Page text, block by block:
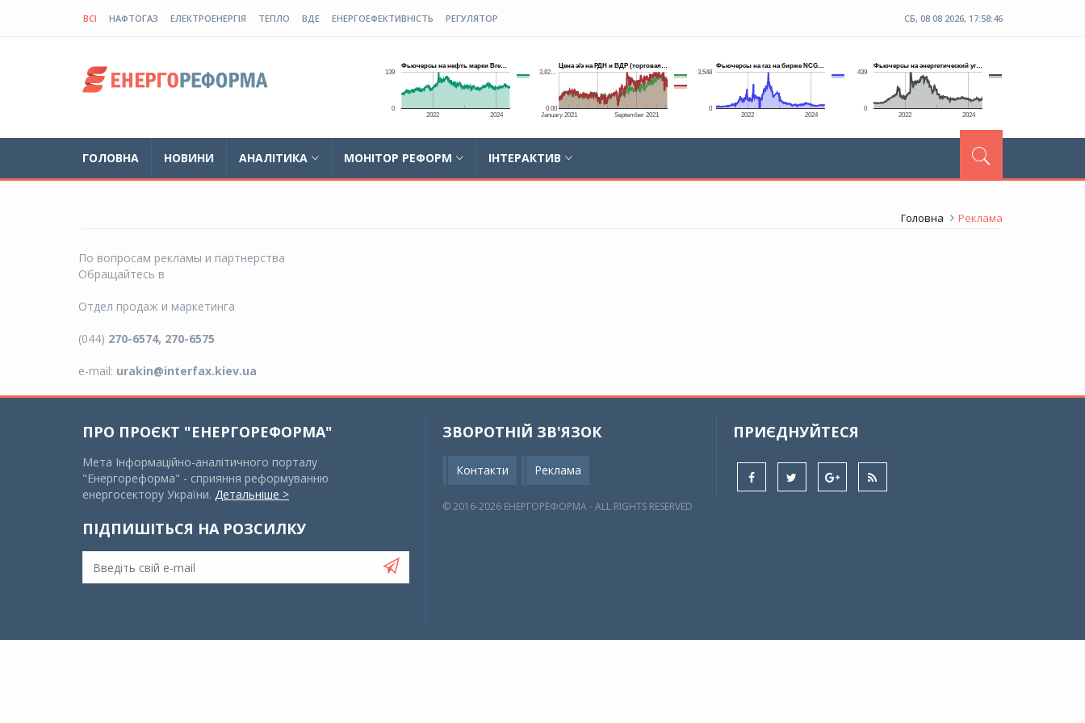
ВСІ НАФТОГАЗ ЕЛЕКТРОЕНЕРГІЯ ТЕПЛО ВДЕ ЕНЕРГОЕФЕКТИВНІСТЬ РЕГУЛЯТОР СБ, 08 08 2026, 17:58:46
ГОЛОВНА НОВИНИ АНАЛІТИКА МОНІТОР РЕФОРМ ІНТЕРАКТИВ
Головна Реклама
По вопросам рекламы и партнерства
Обращайтесь в
Отдел продаж и маркетинга
(044) 270-6574, 270-6575
e-mail: urakin@interfax.kiev.ua
ПРО ПРОЄКТ "ЕНЕРГОРЕФОРМА"
Мета Інформаційно-аналітичного порталу
"Енергореформа" - сприяння реформуванню
енергосектору України. Детальніше >
ПІДПИШІТЬСЯ НА РОЗСИЛКУ
ЗВОРОТНІЙ ЗВ'ЯЗОК
Контакти Реклама
ПРИЄДНУЙТЕСЯ
© 2016-2026 EНЕРГОРЕФОРМА - ALL RIGHTS RESERVED